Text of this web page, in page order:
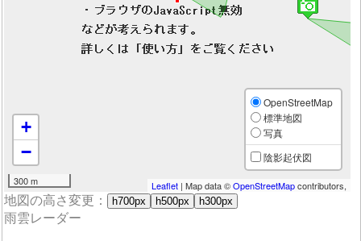
+
−
300 m
OpenStreetMap
標準地図
写真
陰影起伏図
Leaflet | Map data ©OpenStreetMapcontributors,
地図の高さ変更： h700px h500px h300px
雨雲レーダー